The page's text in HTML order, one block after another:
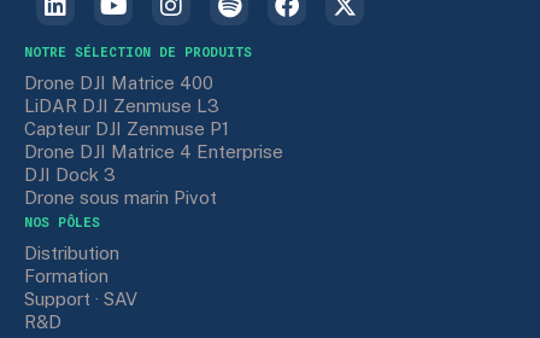
NOTRE SÉLECTION DE PRODUITS
Drone DJI Matrice 400
LiDAR DJI Zenmuse L3
Capteur DJI Zenmuse P1
Drone DJI Matrice 4 Enterprise
DJI Dock 3
Drone sous marin Pivot
NOS PÔLES
Distribution
Formation
Support · SAV
R&D